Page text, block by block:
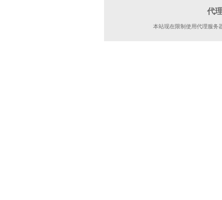
代
本站现在限制使用代理服务